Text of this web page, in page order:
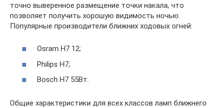
точно выверенное размещение точки накала, что
позволяет получить хорошую видимость ночью.
Популярные производители ближних ходовых огней:
Osram H7 12;
Philips H7;
Bosch H7 55Вт.
Общие характеристики для всех классов ламп ближнего